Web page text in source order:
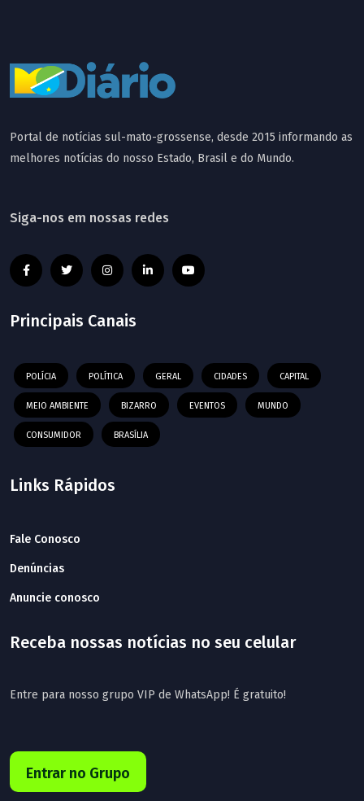
Portal de notícias sul-mato-grossense, desde 2015 informando as
melhores notícias do nosso Estado, Brasil e do Mundo.
Siga-nos em nossas redes
Principais Canais
POLÍCIA POLÍTICA GERAL CIDADES CAPITAL
MEIO AMBIENTE BIZARRO EVENTOS MUNDO
CONSUMIDOR BRASÍLIA
Links Rápidos
Fale Conosco
Denúncias
Anuncie conosco
Receba nossas notícias no seu celular
Entre para nosso grupo VIP de WhatsApp! É gratuito!
Entrar no Grupo